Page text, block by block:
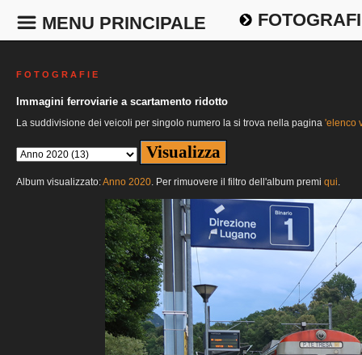
MENU PRINCIPALE
F O T O G R A F I E
Immagini ferroviarie a scartamento ridotto
La suddivisione dei veicoli per singolo numero la si trova nella pagina 'elenco
Album visualizzato:Anno 2020. Per rimuovere il filtro dell'album premi qui.